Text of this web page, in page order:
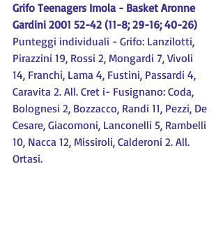
Grifo Teenagers Imola - Basket Aronne
Gardini 2001 52-42 (11-8; 29-16; 40-26)
Punteggi individuali - Grifo: Lanzilotti,
Pirazzini 19, Rossi 2, Mongardi 7, Vivoli
14, Franchi, Lama 4, Fustini, Passardi 4,
Caravita 2. All. Cret i- Fusignano: Coda,
Bolognesi 2, Bozzacco, Randi 11, Pezzi, De
Cesare, Giacomoni, Lanconelli 5, Rambelli
10, Nacca 12, Missiroli, Calderoni 2. All.
Ortasi.